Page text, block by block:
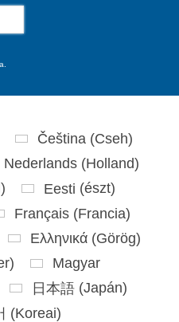
Čeština(Cseh)
Nederlands(Holland)
) Eesti (észt)
Français(Francia)
Ελληνικά(Görög)
)
Magyar
日本語(Japán)
(Koreai)